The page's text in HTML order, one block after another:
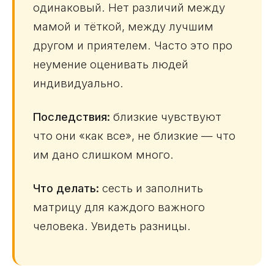
одинаковый. Нет различий между
мамой и тёткой, между лучшим
другом и приятелем. Часто это про
неумение оценивать людей
индивидуально.
Последствия: близкие чувствуют
что они «как все», не близкие — что
им дано слишком много.
Что делать: сесть и заполнить
матрицу для каждого важного
человека. Увидеть разницы.